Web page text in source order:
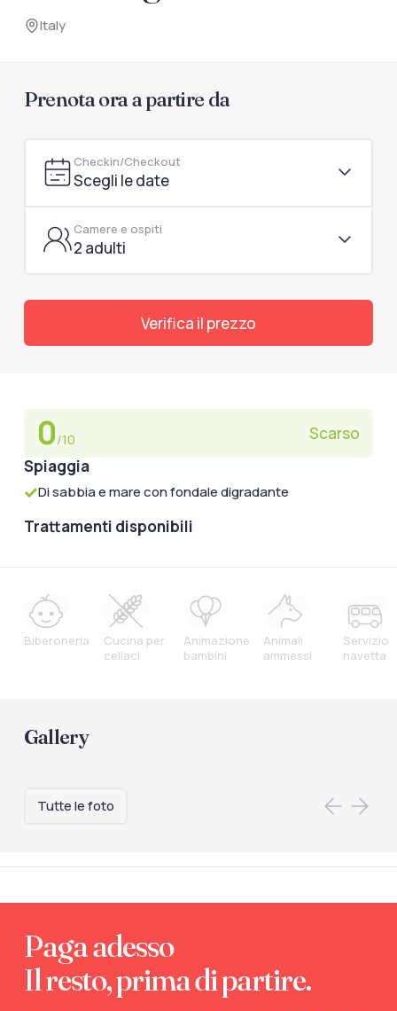
documenti di viaggio.
Italy
Prenota ora a partire da
Checkin/Checkout
Scegli le date
Camere e ospiti
2 adulti
Verifica il prezzo
0/10
Scarso
Spiaggia
Di sabbia e mare con fondale digradante
Trattamenti disponibili
Biberoneria
Cucina per
celiaci
Animazione
bambini
Animali
ammessi
Servizio
navetta
Gallery
Tutte le foto
Paga adesso
Il resto, prima di partire.